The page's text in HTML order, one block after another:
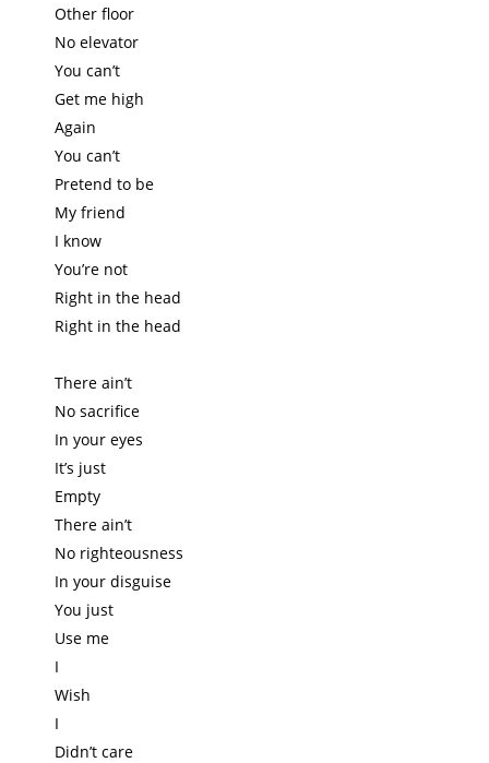
Other floor
No elevator
You can’t
Get me high
Again
You can’t
Pretend to be
My friend
I know
You’re not
Right in the head
Right in the head
There ain’t
No sacrifice
In your eyes
It’s just
Empty
There ain’t
No righteousness
In your disguise
You just
Use me
I
Wish
I
Didn’t care